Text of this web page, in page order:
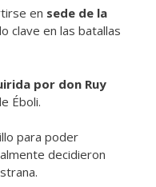
en sede de la
clave en las batallas
por don Ruy
Éboli.
para poder
decidieron